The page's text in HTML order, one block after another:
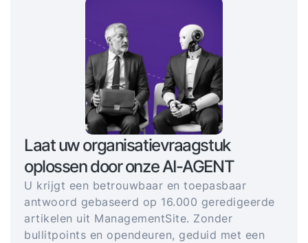
Laat uw organisatievraagstuk
oplossen door onze AI-AGENT
U krijgt een betrouwbaar en toepasbaar
antwoord gebaseerd op 16.000 geredigeerde
artikelen uit ManagementSite. Zonder
bullitpoints en opendeuren, geduid met een